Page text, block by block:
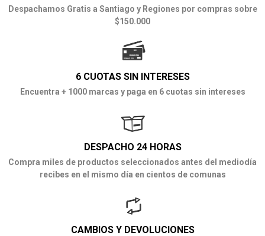
Despachamos Gratis a Santiago y Regiones por compras sobre
$150.000
6 CUOTAS SIN INTERESES
Encuentra + 1000 marcas y paga en 6 cuotas sin intereses
DESPACHO 24 HORAS
Compra miles de productos seleccionados antes del mediodía
recibes en el mismo día en cientos de comunas
CAMBIOS Y DEVOLUCIONES